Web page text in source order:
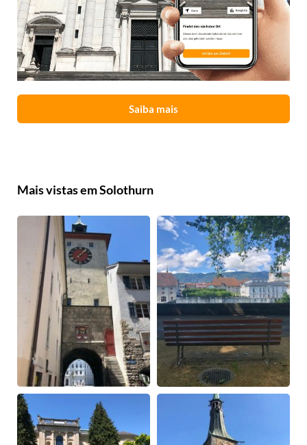
Saiba mais
Mais vistas em Solothurn